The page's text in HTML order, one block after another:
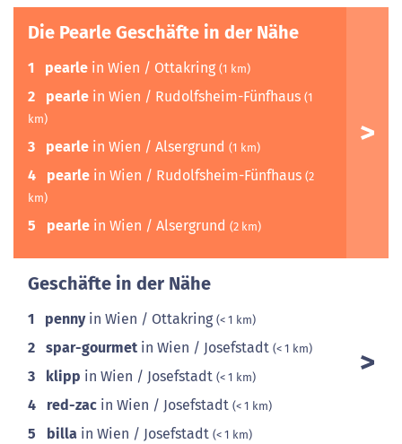
Die Pearle Geschäfte in der Nähe
1 pearle in Wien / Ottakring (1 km)
2 pearle in Wien / Rudolfsheim-Fünfhaus (1
km)
3 pearle in Wien / Alsergrund (1 km)
4 pearle in Wien / Rudolfsheim-Fünfhaus (2
km)
5 pearle in Wien / Alsergrund (2 km)
Geschäfte in der Nähe
1 pennyin Wien / Ottakring (< 1 km)
2 spar-gourmet in Wien / Josefstadt (< 1 km)
3 klipp in Wien / Josefstadt (< 1 km)
4 red-zac in Wien / Josefstadt (< 1 km)
5 billa in Wien / Josefstadt (< 1 km)